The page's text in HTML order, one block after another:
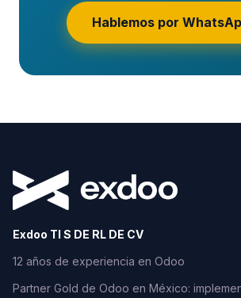
Hablemos por
Exdoo TI S DE RL DE CV
12 años de experiencia en Odoo
Partner Gold de Odoo en México: